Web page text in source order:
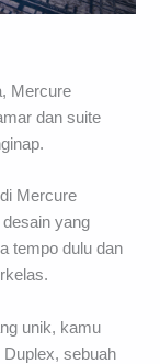
Mercure
dan suite
Mercure
yang
tempo dulu dan
unik, kamu
sebuah